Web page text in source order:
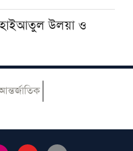
উলয়া ও
কী তাদের আকিদা